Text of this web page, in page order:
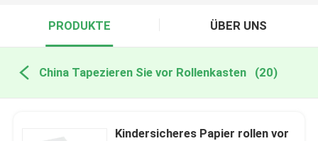
PRODUKTE ÜBER UNS
China Tapezieren Sie vor Rollenkasten (20)
Kindersicheres Papier rollen vor